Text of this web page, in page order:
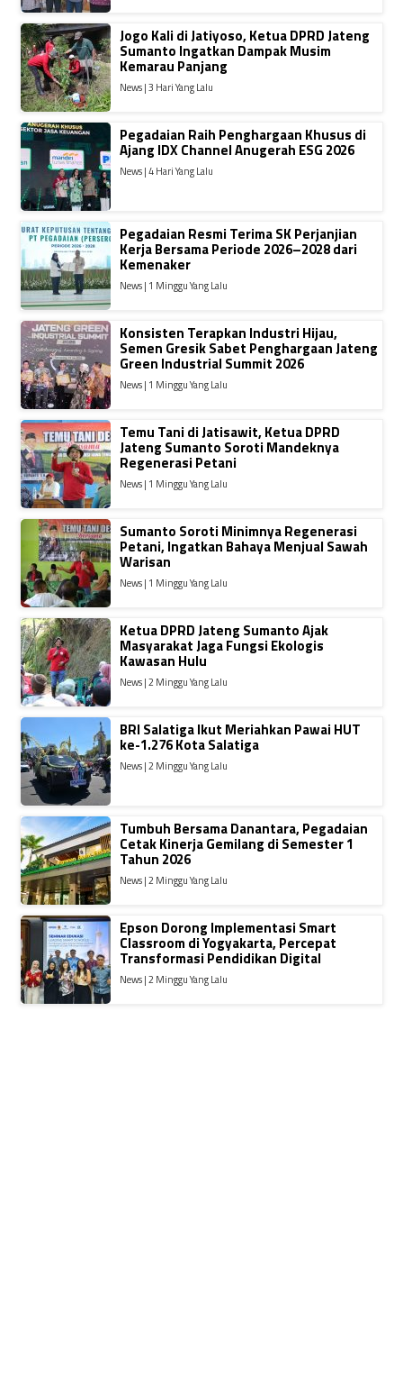
Jogo Kali di Jatiyoso, Ketua DPRD Jateng
Sumanto Ingatkan Dampak Musim
Kemarau Panjang
News | 3 Hari Yang Lalu
Pegadaian Raih Penghargaan Khusus di
Ajang IDX Channel Anugerah ESG 2026
News | 4 Hari Yang Lalu
Pegadaian Resmi Terima SK Perjanjian
Kerja Bersama Periode 2026–2028 dari
Kemenaker
News | 1 Minggu Yang Lalu
Konsisten Terapkan Industri Hijau,
Semen Gresik Sabet Penghargaan Jateng
Green Industrial Summit 2026
News | 1 Minggu Yang Lalu
Temu Tani di Jatisawit, Ketua DPRD
Jateng Sumanto Soroti Mandeknya
Regenerasi Petani
News | 1 Minggu Yang Lalu
Sumanto Soroti Minimnya Regenerasi
Petani, Ingatkan Bahaya Menjual Sawah
Warisan
News | 1 Minggu Yang Lalu
Ketua DPRD Jateng Sumanto Ajak
Masyarakat Jaga Fungsi Ekologis
Kawasan Hulu
News | 2 Minggu Yang Lalu
BRI Salatiga Ikut Meriahkan Pawai HUT
ke-1.276 Kota Salatiga
News | 2 Minggu Yang Lalu
Tumbuh Bersama Danantara, Pegadaian
Cetak Kinerja Gemilang di Semester 1
Tahun 2026
News | 2 Minggu Yang Lalu
Epson Dorong Implementasi Smart
Classroom di Yogyakarta, Percepat
Transformasi Pendidikan Digital
News | 2 Minggu Yang Lalu